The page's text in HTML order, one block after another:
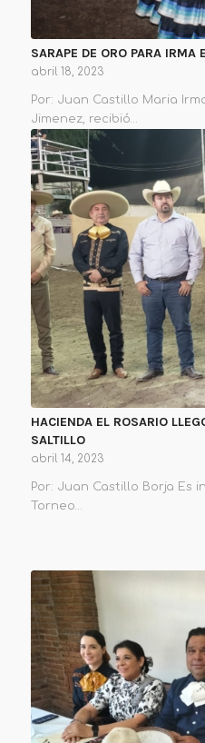
SARAPE DE ORO PARA IRMA
abril 18, 2023
Por: Juan Castillo Maria
Jimenez, recibió…
HACIENDA EL ROSARIO
SALTILLO
abril 14, 2023
Por: Juan Castillo Borja Es
Torneo…